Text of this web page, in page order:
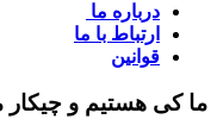
درباره ما
ارتباط با ما
قوانین
هستیم و چیکار